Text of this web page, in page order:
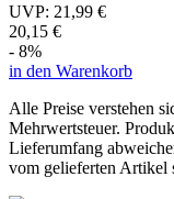
UVP: 21,99 €
20,15 €
- 8%
in den Warenkorb
Alle Preise verstehen
Mehrwertsteuer.
Lieferumfang
vom gelieferten Artikel